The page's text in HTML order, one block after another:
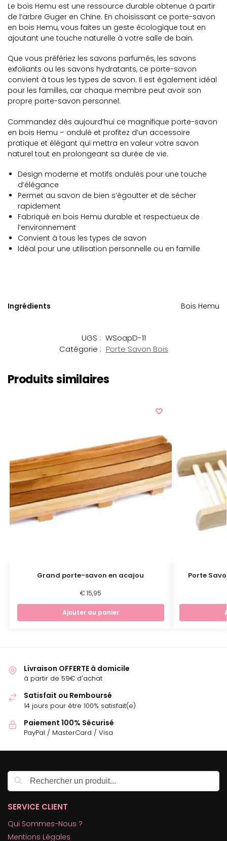
Le bois Hemu est une ressource durable obtenue à partir
de l’arbre Guger en Chine. En choisissant ce porte-savon
en bois Hemu, vous faites un geste écologique tout en
ajoutant une touche naturelle à votre salle de bain.
Que vous préfériez les savons parfumés, les savons
exfoliants ou les savons hydratants, ce porte-savon
convient à tous les types de savon. Il est également idéal
pour les familles, car chaque membre peut avoir son
propre porte-savon personnel.
Commandez dès aujourd’hui ce magnifique porte-savon
en bois Hemu – ondulé et profitez d’un accessoire
pratique et élégant qui mettra en valeur votre savon
naturel tout en prolongeant sa durée de vie.
Design moderne et motifs ondulés pour une touche
d’élégance
Permet au savon de bien s’égoutter et de sécher
rapidement
Fabriqué en bois Hemu durable et respectueux de
l’environnement
Convient à tous les types de savon
Idéal pour une utilisation personnelle ou en famille
Ingrédients Bois Hemu
UGS : WSoapD-11
Catégorie : Porte Savon Bois
Produits similaires
Grand porte-savon en acajou
€ 15,95
Ajouter au panier
Porte
Livraison OFFERTE à domicile
à partir de 59€ d'achat
Satisfait ou Remboursé
14 jours pour être 100% satisfait(e)
Paiement 100% Sécurisé
PayPal / MasterCard / Visa
SERVICE CLIENT
Qui Sommes-Nous ?
Mentions Légales